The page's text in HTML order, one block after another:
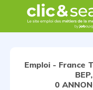
Emploi - France
0